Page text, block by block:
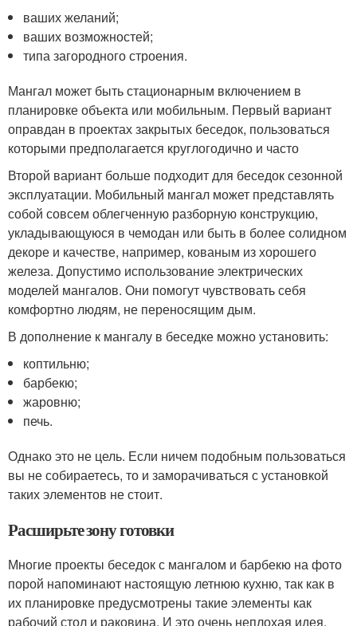
ваших желаний;
ваших возможностей;
типа загородного строения.
Мангал может быть стационарным включением в
планировке объекта или мобильным. Первый вариант
оправдан в проектах закрытых беседок, пользоваться
которыми предполагается круглогодично и часто
Второй вариант больше подходит для беседок сезонной
эксплуатации. Мобильный мангал может представлять
собой совсем облегченную разборную конструкцию,
укладывающуюся в чемодан или быть в более солидном
декоре и качестве, например, кованым из хорошего
железа. Допустимо использование электрических
моделей мангалов. Они помогут чувствовать себя
комфортно людям, не переносящим дым.
В дополнение к мангалу в беседке можно установить:
коптильню;
барбекю;
жаровню;
печь.
Однако это не цель. Если ничем подобным пользоваться
вы не собираетесь, то и заморачиваться с установкой
таких элементов не стоит.
Расширьте зону готовки
Многие проекты беседок с мангалом и барбекю на фото
порой напоминают настоящую летнюю кухню, так как в
их планировке предусмотрены такие элементы как
рабочий стол и раковина. И это очень неплохая идея.